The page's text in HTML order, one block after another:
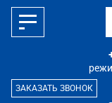
ЗАКАЗАТЬ ЗВОНОК